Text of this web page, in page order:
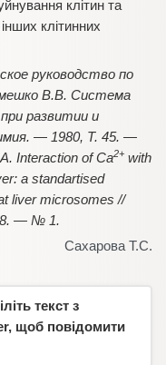
клітин та
клітинних
руководство по
В.В. Система
развитии и
— 1980, Т. 45. —
Interaction of Ca2+ with
a standartised
liver microsomes //
— № 1.
Сахарова Т.С.
текст з
щоб повідомити